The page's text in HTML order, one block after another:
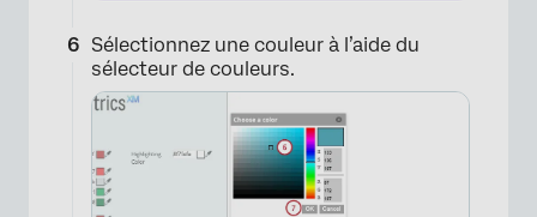
Sélectionnez une couleur à l’aide du
sélecteur de couleurs.